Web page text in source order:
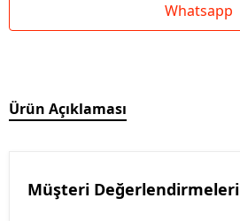
Whatsapp
Ürün Açıklaması
Müşteri Değerlendirmeleri